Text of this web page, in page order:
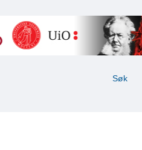
Søk